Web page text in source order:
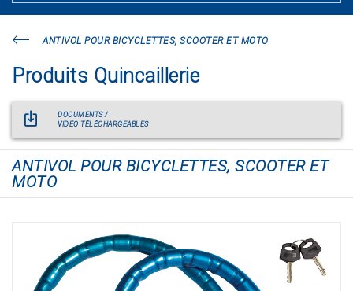
ANTIVOL POUR BICYCLETTES, SCOOTER ET MOTO
Produits Quincaillerie
DOCUMENTS /
VIDÉO TÉLÉCHARGEABLES
ANTIVOL POUR BICYCLETTES, SCOOTER ET
MOTO